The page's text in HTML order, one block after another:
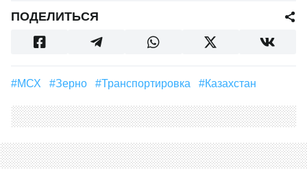
ПОДЕЛИТЬСЯ
#МСХ #зерно #транспортировка #Казахстан